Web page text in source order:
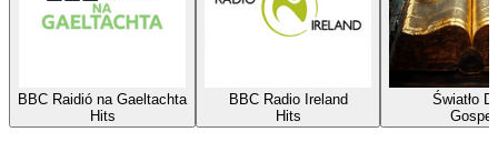
BBC Raidió na Gaeltachta
Hits
BBC Radio Ireland
Hits
Światło
Gospel